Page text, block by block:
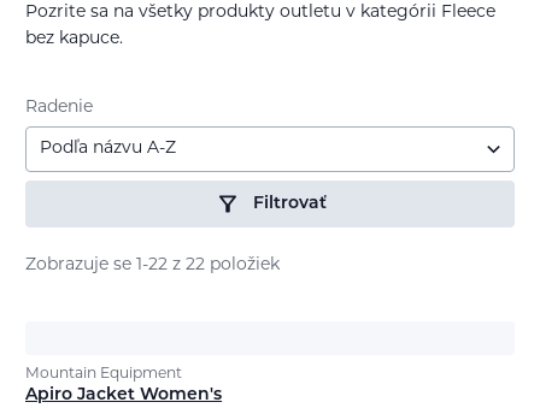
Pozrite sa na všetky produkty outletu v kategórii Fleece
bez kapuce.
Radenie
Podľa názvu A-Z
Filtrovať
Zobrazuje se 1-22 z 22 položiek
Mountain Equipment
Apiro Jacket Women's